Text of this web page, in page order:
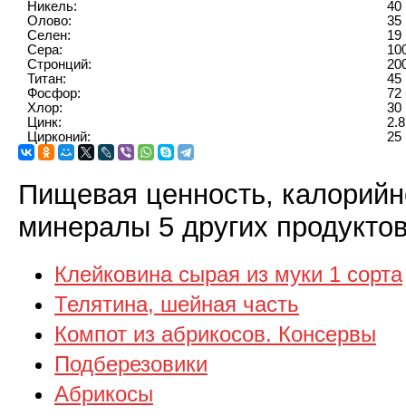
Никель:
40
Олово:
35
Селен:
19
Сера:
Стронций:
Титан:
45
Фосфор:
72
Хлор:
30
Цинк:
Цирконий:
25
Пищевая ценность,
минералы 5 других
Клейковина сырая из муки 1 сорта
Телятина, шейная часть
Компот из абрикосов. Консервы
Подберезовики
Абрикосы